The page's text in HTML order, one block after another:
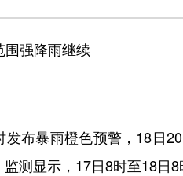
强降雨继续
暴雨橙色预警，18日20
测显示，17日8时至18日